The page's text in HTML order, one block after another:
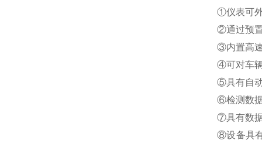
①仪表可
②通过预
③内置高
④可对车
⑤具有自
⑥检测数
⑦具有数
⑧设备具